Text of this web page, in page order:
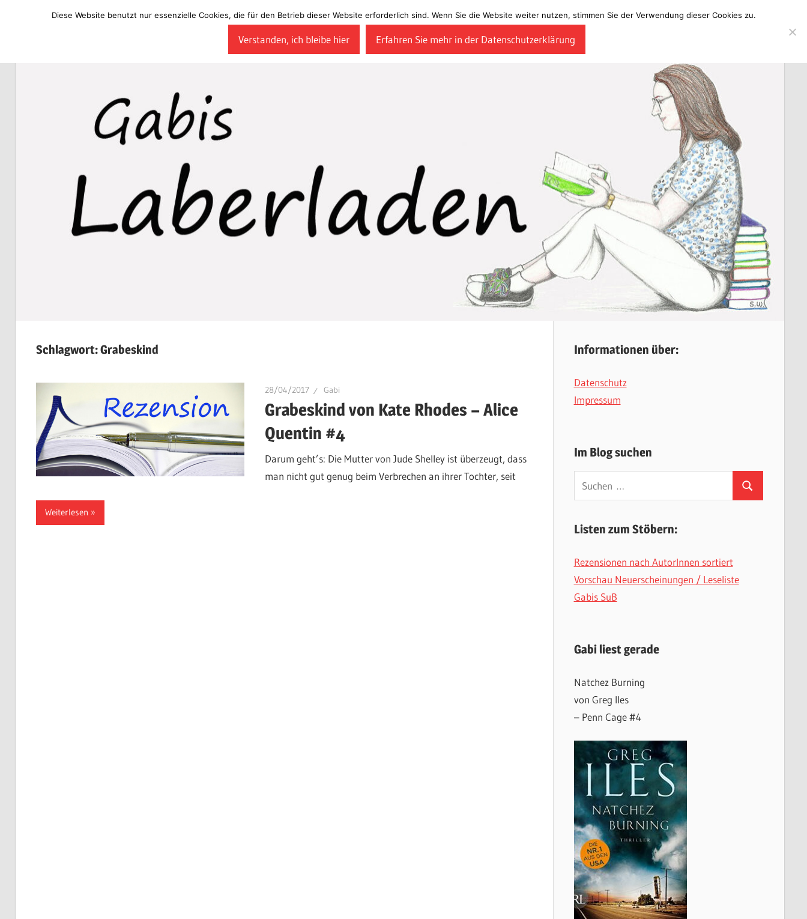
Schlagwort:Grabeskind
28/04/2017 Gabi
Grabeskind von Kate Rhodes – Alice
Quentin #4
Darum geht’s: Die Mutter von Jude Shelley ist überzeugt, dass
man nicht gut genug beim Verbrechen an ihrer Tochter, seit
Weiterlesen
Informationen über:
Datenschutz
Impressum
Im Blog suchen
Suchen
nach:
Suchen
Listen zum Stöbern:
Rezensionen nach AutorInnen sortiert
Vorschau Neuerscheinungen / Leseliste
Gabis SuB
Gabi liest gerade
Natchez Burning
von Greg Iles
– Penn Cage #4
Diese Website benutzt nur essenzielle Cookies, die für den Betrieb dieser Website erforderlich sind. Wenn Sie die Website weiter nutzen, stimmen Sie der Verwendung dieser Cookies zu.
Verstanden, ich bleibe hier Erfahren Sie mehr in der Datenschutzerklärung